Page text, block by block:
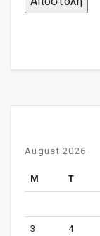
August 2026
M T
3 4